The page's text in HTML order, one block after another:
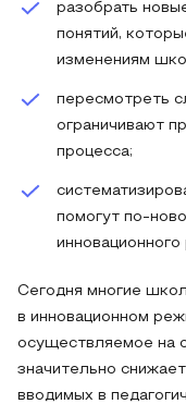
разобрать
понятий,
изменениям
пересмотреть
ограничивают
процесса;
помогут по-
инновационного
Сегодня многие
в инновационном
осуществляемое на
значительно
вводимых в